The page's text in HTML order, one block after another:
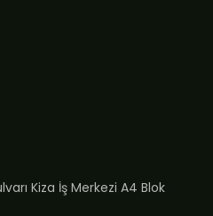
Kiza İş Merkezi A4 Blok